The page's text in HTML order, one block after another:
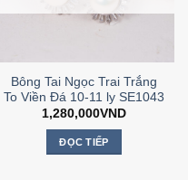
Bông Tai Ngọc Trai Trắng
To Viền Đá 10-11 ly SE1043
1,280,000VND
ĐỌC TIẾP